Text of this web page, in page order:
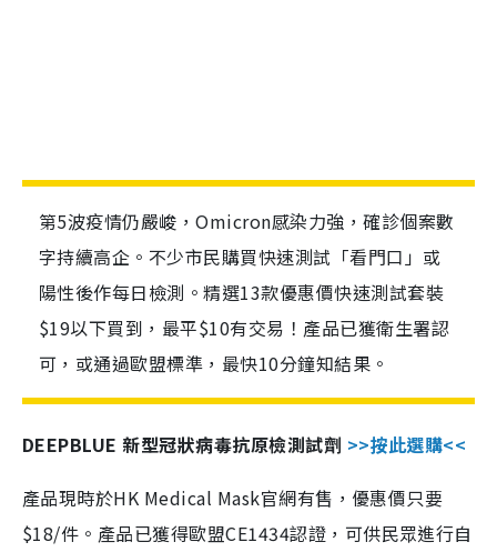
第5波疫情仍嚴峻，Omicron感染力強，確診個案數
字持續高企。不少市民購買快速測試「看門口」或
陽性後作每日檢測。精選13款優惠價快速測試套裝
$19以下買到，最平$10有交易！產品已獲衛生署認
可，或通過歐盟標準，最快10分鐘知結果。
DEEPBLUE 新型冠狀病毒抗原檢測試劑 >>按此選購<<
產品現時於HK Medical Mask官網有售，優惠價只要
$18/件。產品已獲得歐盟CE1434認證，可供民眾進行自